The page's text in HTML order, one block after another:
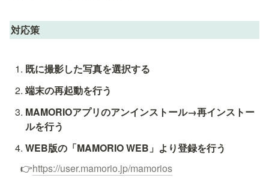
対応策
既に撮影した写真を選択する
端末の再起動を行う
MAMORIOアプリのアンインストール→再インストー
ルを行う
WEB版の「MAMORIO WEB」より登録を行う
👉https://user.mamorio.jp/mamorios